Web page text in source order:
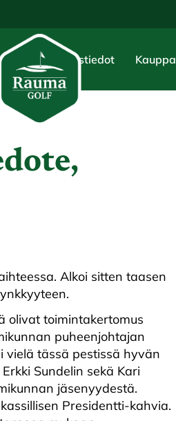
Yhteystiedot Kauppa
Alkoi sitten taasen
olivat toimintakertomus
puheenjohtajan
vielä tässä pestissä hyvän
Sundelin sekä Kari
jäsenyydestä.
Presidentti-kahvia.